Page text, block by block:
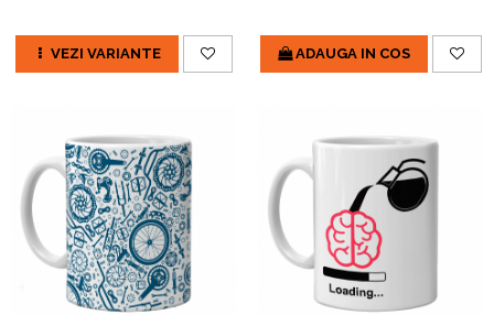
VEZI VARIANTE ADAUGA IN COS